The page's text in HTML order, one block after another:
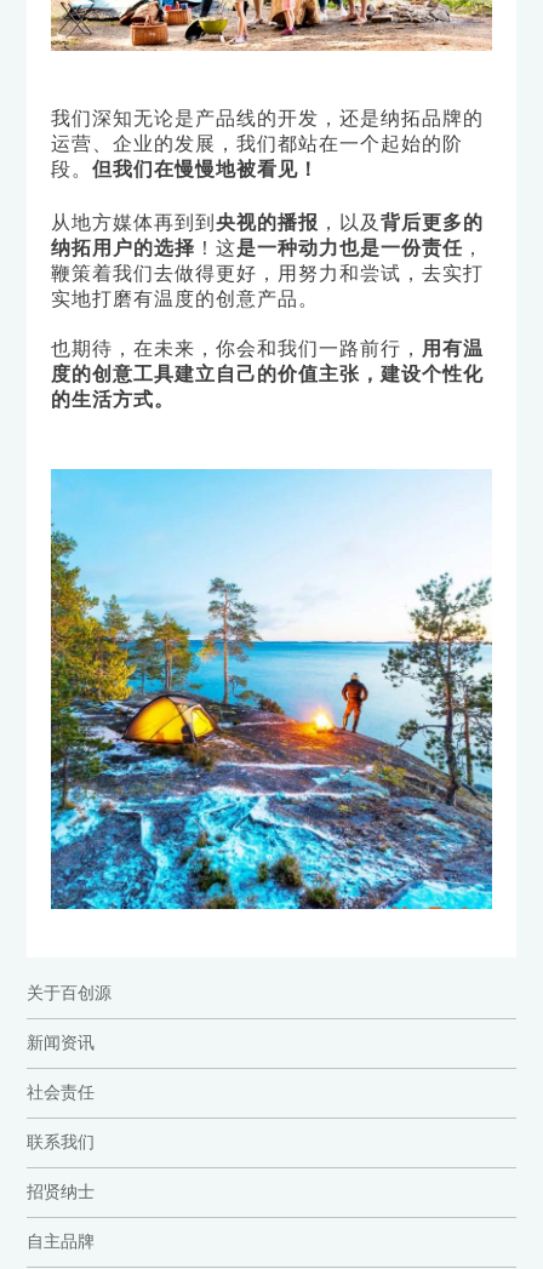
我们深知无论是产品线的开发，还是纳拓品牌的
运营、企业的发展，我们都站在一个起始的阶
段。但我们在慢慢地被看见！
从地方媒体再到到央视的播报 ，以及背后更多的
纳拓用户的选择 ！这是一种动力也是一份责任 ，
鞭策着我们去做得更好，用努力和尝试，去实打
实地打磨有温度的创意产品。
也期待，在未来，你会和我们一路前行， 用有温
度的创意工具建立自己的价值主张，建设个性化
的生活方式。
关于百创源
新闻资讯
社会责任
联系我们
招贤纳士
自主品牌